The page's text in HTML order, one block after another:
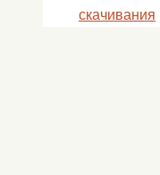
скачивания